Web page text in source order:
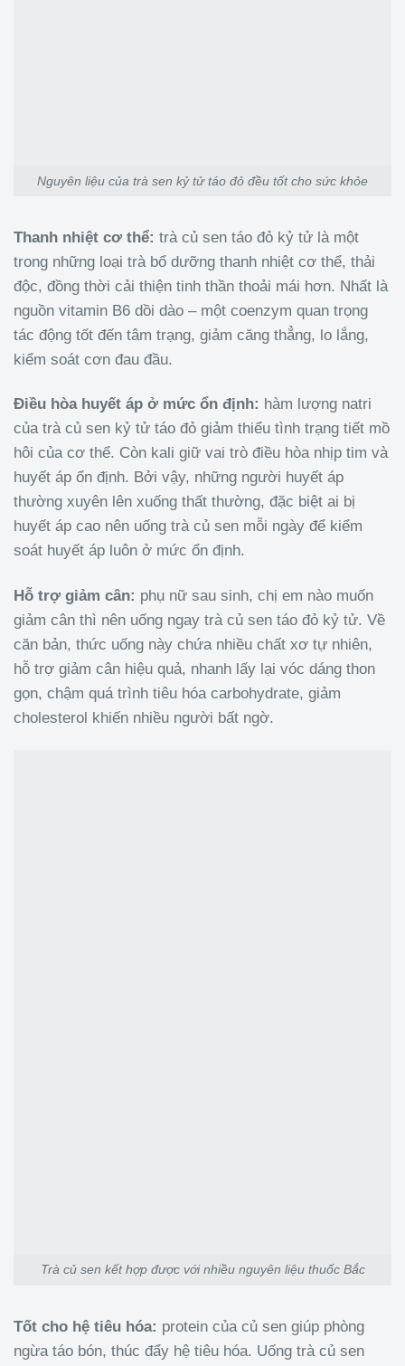
Nguyên liệu của trà sen kỷ tử táo đỏ đều tốt cho sức khỏe
Thanh nhiệt cơ thể: trà củ sen táo đỏ kỷ tử là một
trong những loại trà bổ dưỡng thanh nhiệt cơ thể, thải
độc, đồng thời cải thiện tinh thần thoải mái hơn. Nhất là
nguồn vitamin B6 dồi dào – một coenzym quan trọng
tác động tốt đến tâm trạng, giảm căng thẳng, lo lắng,
kiểm soát cơn đau đầu.
Điều hòa huyết áp ở mức ổn định: hàm lượng natri
của trà củ sen kỷ tử táo đỏ giảm thiểu tình trạng tiết mồ
hôi của cơ thể. Còn kali giữ vai trò điều hòa nhịp tim và
huyết áp ổn định. Bởi vậy, những người huyết áp
thường xuyên lên xuống thất thường, đặc biệt ai bị
huyết áp cao nên uống trà củ sen mỗi ngày để kiểm
soát huyết áp luôn ở mức ổn định.
Hỗ trợ giảm cân: phụ nữ sau sinh, chị em nào muốn
giảm cân thì nên uống ngay trà củ sen táo đỏ kỷ tử. Về
căn bản, thức uống này chứa nhiều chất xơ tự nhiên,
hỗ trợ giảm cân hiệu quả, nhanh lấy lại vóc dáng thon
gọn, chậm quá trình tiêu hóa carbohydrate, giảm
cholesterol khiến nhiều người bất ngờ.
Trà củ sen kết hợp được với nhiều nguyên liệu thuốc Bắc
Tốt cho hệ tiêu hóa: protein của củ sen giúp phòng
ngừa táo bón, thúc đẩy hệ tiêu hóa. Uống trà củ sen